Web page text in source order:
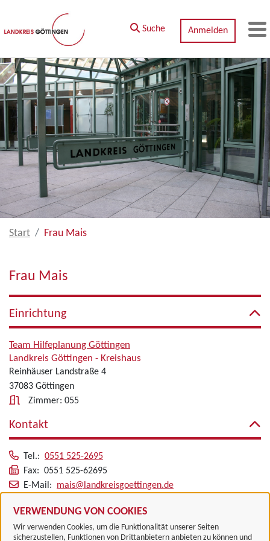
Zum Hauptinhalt springen
VERWENDUNG VON COOKIES
Wir verwenden Cookies, um die Funktionalität unserer Seiten
sicherzustellen, Funktionen von Drittanbietern anbieten zu können und
Suche Anmelden
Start Frau Mais
Frau Mais
Einrichtung
Team Hilfeplanung Göttingen
Landkreis Göttingen - Kreishaus
Reinhäuser Landstraße 4
37083 Göttingen
Zimmer: 055
Kontakt
Tel.: 0551 525-2695
Fax: 0551 525-62695
E-Mail: mais@landkreisgoettingen.de
Alle zugeordneten Einrichtungen